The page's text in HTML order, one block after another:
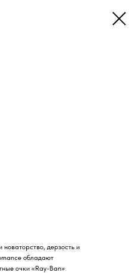
дерзость и
обладают
очки «Ray-Ban»